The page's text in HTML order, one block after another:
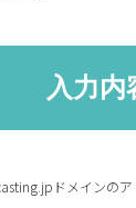
ドメインのア